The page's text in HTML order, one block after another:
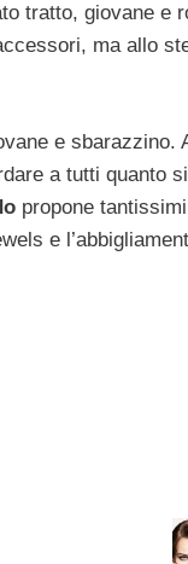
tratto, giovane e
ma allo
e sbarazzino.
a tutti quanto
propone
e